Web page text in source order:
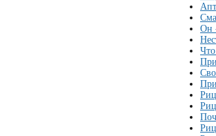
Он